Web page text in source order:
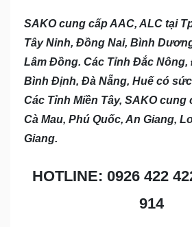
SAKO cung cấp AAC, ALC tại
Tây Ninh, Đồng Nai, Bình
Lâm Đồng. Các Tỉnh Đắc Nông,
Bình Định, Đà Nẵng, Huế có
Các Tỉnh Miền Tây, SAKO cung
Cà Mau, Phú Quốc, An Giang,
Giang.
HOTLINE: 0926 422
914